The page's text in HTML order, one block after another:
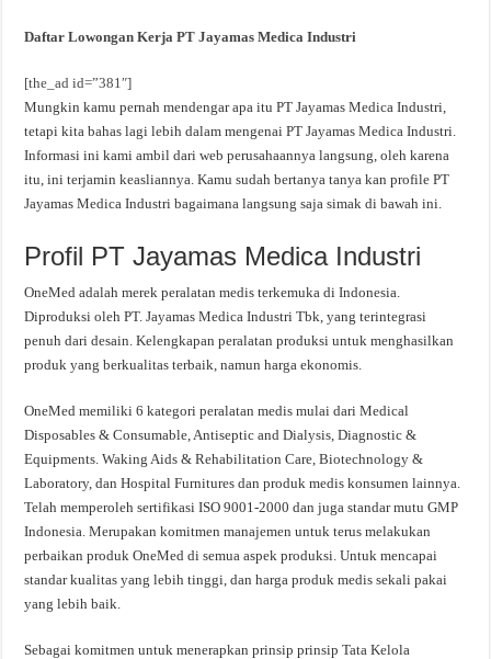
Daftar Lowongan Kerja PT Jayamas Medica Industri
[the_ad id=”381″]
Mungkin kamu pernah mendengar apa itu PT Jayamas Medica Industri,
tetapi kita bahas lagi lebih dalam mengenai PT Jayamas Medica Industri.
Informasi ini kami ambil dari web perusahaannya langsung, oleh karena
itu, ini terjamin keasliannya. Kamu sudah bertanya tanya kan profile PT
Jayamas Medica Industri bagaimana langsung saja simak di bawah ini.
Profil PT Jayamas Medica Industri
OneMed adalah merek peralatan medis terkemuka di Indonesia.
Diproduksi oleh PT. Jayamas Medica Industri Tbk, yang terintegrasi
penuh dari desain. Kelengkapan peralatan produksi untuk menghasilkan
produk yang berkualitas terbaik, namun harga ekonomis.
OneMed memiliki 6 kategori peralatan medis mulai dari Medical
Disposables & Consumable, Antiseptic and Dialysis, Diagnostic &
Equipments. Waking Aids & Rehabilitation Care, Biotechnology &
Laboratory, dan Hospital Furnitures dan produk medis konsumen lainnya.
Telah memperoleh sertifikasi ISO 9001-2000 dan juga standar mutu GMP
Indonesia. Merupakan komitmen manajemen untuk terus melakukan
perbaikan produk OneMed di semua aspek produksi. Untuk mencapai
standar kualitas yang lebih tinggi, dan harga produk medis sekali pakai
yang lebih baik.
Sebagai komitmen untuk menerapkan prinsip prinsip Tata Kelola